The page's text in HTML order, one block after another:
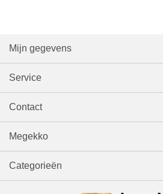
Mijn gegevens
Service
Contact
Megekko
Categorieën